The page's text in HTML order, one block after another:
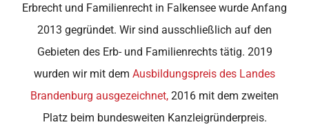
Erbrecht und Familienrecht in Falkensee wurde Anfang
2013 gegründet. Wir sind ausschließlich auf den
Gebieten des Erb- und Familienrechts tätig. 2019
wurden wir mit dem Ausbildungspreis des Landes
Brandenburg ausgezeichnet, 2016 mit dem zweiten
Platz beim bundesweiten Kanzleigründerpreis.